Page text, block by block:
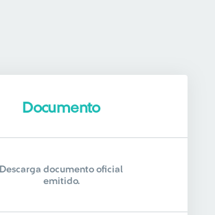
Documento
Descarga documento oficial
emitido.